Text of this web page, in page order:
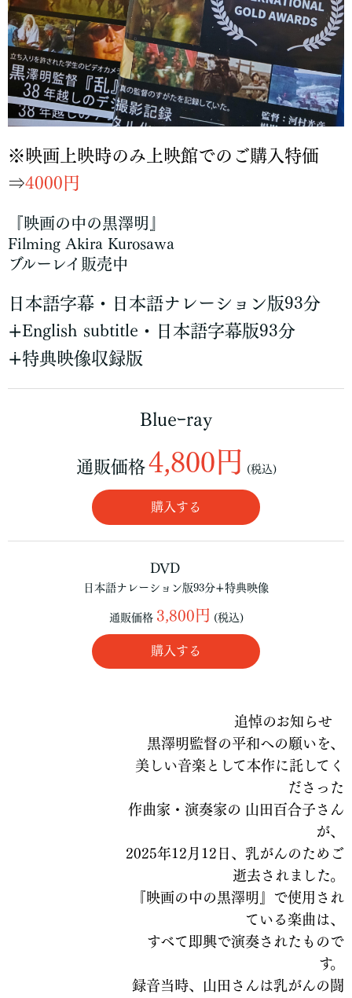
※映画上映時のみ上映館でのご購入特価
⇒4000円
『映画の中の黒澤明』
Filming Akira Kurosawa
ブルーレイ販売中
日本語字幕・日本語ナレーション版93分
∔English subtitle・日本語字幕版93分
∔特典映像収録版
Blueｰray
通販価格 4,800円 (税込)
購入する
DVD
日本語ナレーション版93分∔特典映像
通販価格 3,800円 (税込)
購入する
追悼のお知らせ
黒澤明監督の平和への願いを、
美しい音楽として本作に託してく
ださった
作曲家・演奏家の 山田百合子さん
が、
2025年12月12日、乳がんのためご
逝去されました。
『映画の中の黒澤明』で使用され
ている楽曲は、
すべて即興で演奏されたもので
す。
録音当時、山田さんは乳がんの闘